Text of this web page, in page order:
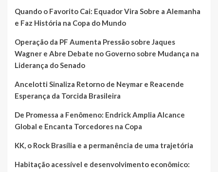
Quando o Favorito Cai: Equador Vira Sobre a Alemanha
e Faz História na Copa do Mundo
Operação da PF Aumenta Pressão sobre Jaques
Wagner e Abre Debate no Governo sobre Mudança na
Liderança do Senado
Ancelotti Sinaliza Retorno de Neymar e Reacende
Esperança da Torcida Brasileira
De Promessa a Fenômeno: Endrick Amplia Alcance
Global e Encanta Torcedores na Copa
KK, o Rock Brasília e a permanência de uma trajetória
Habitação acessível e desenvolvimento econômico: